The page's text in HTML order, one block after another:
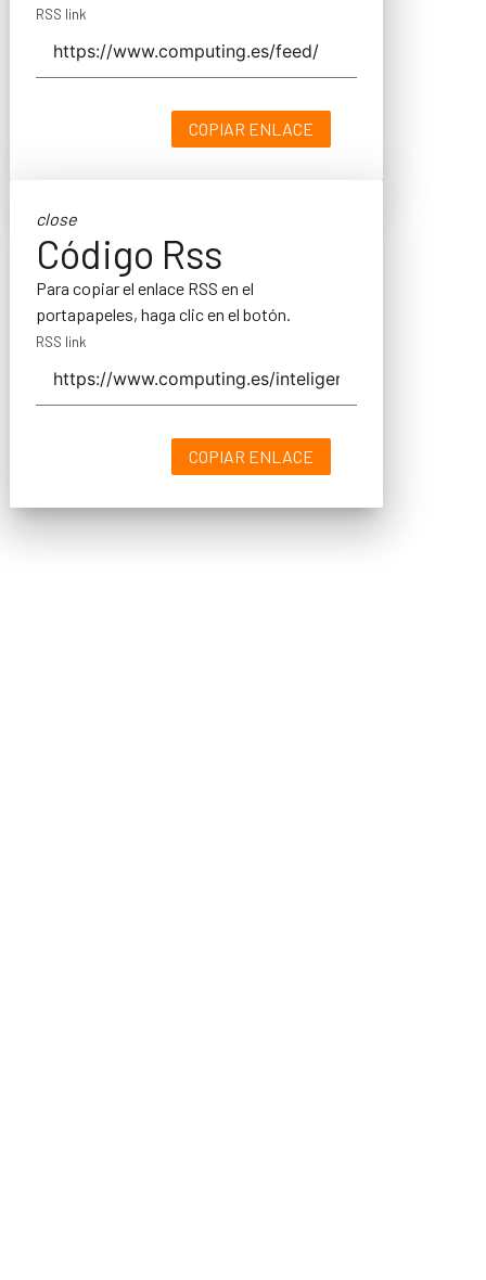
RSS link
COPIAR ENLACE
close
Código Rss
Para copiar el enlace RSS en el
portapapeles, haga clic en el botón.
RSS link
COPIAR ENLACE